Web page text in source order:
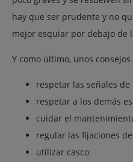
hay que ser prudente y no
mejor esquiar por debajo de
Y como último, unos
respetar las señales de
respetar a los demás
cuidar el
regular las fijaciones
utilizar casco